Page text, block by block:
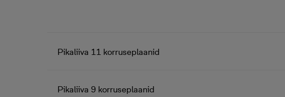
Pikaliiva 11 korruseplaanid
Pikaliiva 9 korruseplaanid